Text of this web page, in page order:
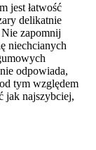
jest łatwość
delikatnie
zapomnij
niechcianych
odpowiada,
tym względem
jak najszybciej,